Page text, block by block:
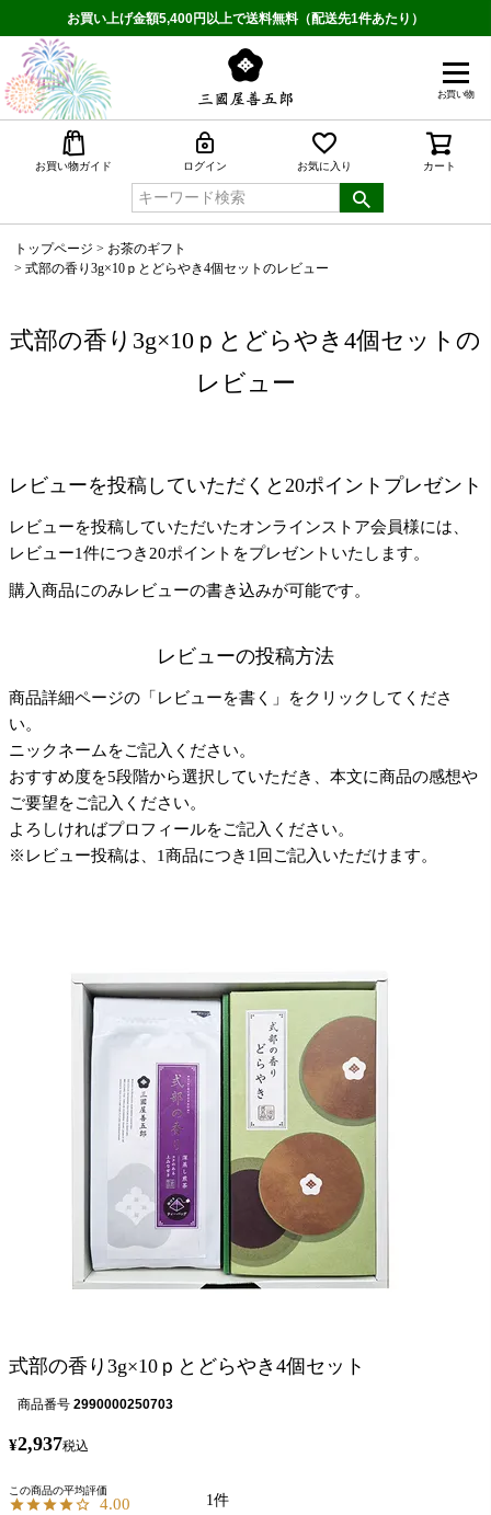
お買い上げ金額5,400円以上で送料無料（配送先1件あたり）
お買い物
お買い物ガイド ログイン お気に入り カート
トップページ
お茶のギフト
式部の香り3g×10ｐとどらやき4個セットのレビュー
式部の香り3g×10ｐとどらやき4個セットの
レビュー
レビューを投稿していただくと20ポイントプレゼント
レビューを投稿していただいたオンラインストア会員様には、
レビュー1件につき20ポイントをプレゼントいたします。
購入商品にのみレビューの書き込みが可能です。
レビューの投稿方法
商品詳細ページの「レビューを書く」をクリックしてくださ
い。
ニックネームをご記入ください。
おすすめ度を5段階から選択していただき、本文に商品の感想や
ご要望をご記入ください。
よろしければプロフィールをご記入ください。
※レビュー投稿は、1商品につき1回ご記入いただけます。
式部の香り3g×10ｐとどらやき4個セット
商品番号 2990000250703
¥2,937税込
4.00 1